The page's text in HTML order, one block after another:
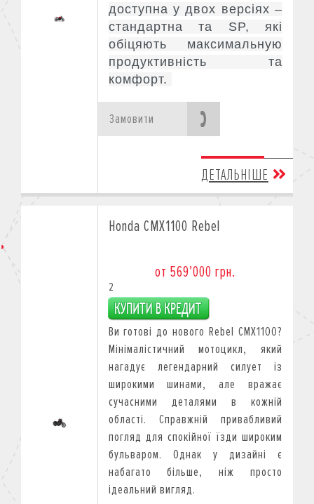
доступна у двох версіях –
стандартна та SP, які
обіцяють максимальную
продуктивність та
комфорт.
Замовити
ДЕТАЛЬНІШЕ
Honda CMX1100 Rebel
от 569’000 грн.
2
Ви готові до нового Rebel CMX1100?
Мінімалістичний мотоцикл, який
нагадує легендарний силует із
широкими шинами, але вражає
сучасними деталями в кожній
області. Справжній привабливий
погляд для спокійної їзди широким
бульваром. Однак у дизайні є
набагато більше, ніж просто
ідеальний вигляд.